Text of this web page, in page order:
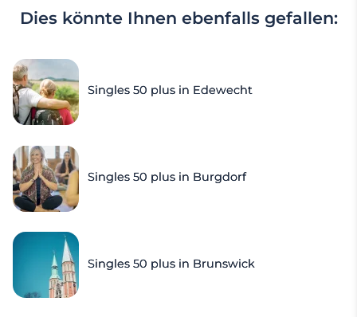
Dies könnte Ihnen ebenfalls gefallen:
Singles 50 plus in Edewecht
Singles 50 plus in Burgdorf
Singles 50 plus in Brunswick